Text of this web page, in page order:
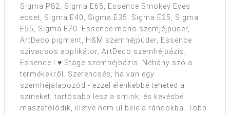
Sigma P82, Sigma E65, Essence Smokey Eyes
ecset, Sigma E40, Sigma E35, Sigma E25, Sigma
E55, Sigma E70. Essence mono szemjéjpúder,
ArtDeco pigment, H&M szemhéjpúder, Essence
szivacsos applikátor, ArtDeco szemhéjbázis,
Essence I ♥ Stage szemhéjbázis. Néhány szó a
termékekről. Szerencsés, ha van egy
szemhéjalapozód - ezzel élénkebbé teheted a
színeket, tartósabb lesz a smink, és kevésbé
maszatolódik, illetve nem ül bele a ráncokba. Több